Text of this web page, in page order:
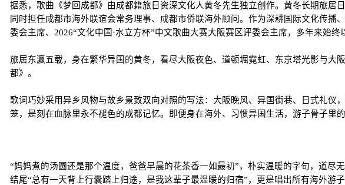
据悉，歌曲《梦回成都》由成都籍旅日资深文化人黄冬先生独立创作。黄冬长期旅居
同时担任成都市海外联谊会常务理事、成都市侨联海外顾问。作为深耕国际文化传
委会主席、2026“文化中国·水立方杯”中文歌曲大赛大阪赛区评委会主席，多年来始终
旅居东瀛五载，身在繁华异国的黄冬，看尽大阪夜色、道顿堀霓虹、东京塔光影与
都》。
歌词巧妙采用异乡风物与故乡景致双向对照的写法：大阪晚风、异国街巷、日式礼
笼，是刻在血脉里永不褪色的成都记忆。即便身在海外、习惯异国生活，游子骨子里
“妈妈煮的汤圆还是那个温度，爸爸早晨的花茶香一如最初”，朴实温暖的字句，道
结尾“总有一天背上行囊踏上归途，是我这辈子最温暖的归宿”，更是唱出所有海外游子